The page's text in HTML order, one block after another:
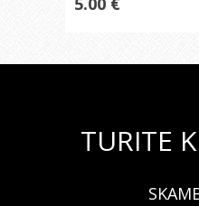
TURITE